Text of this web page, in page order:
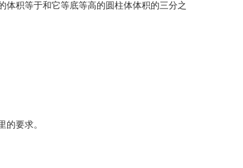
体积等于和它等底等高的圆柱体体积的三分之
要求。